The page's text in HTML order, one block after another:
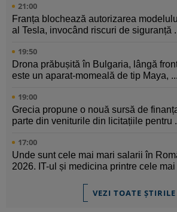
21:00
Franța blochează autorizarea
al Tesla, invocând riscuri de siguranță
19:50
Drona prăbușită în Bulgaria, lângă
este un aparat-momeală de tip Maya, ...
19:00
Grecia propune o nouă sursă de
parte din veniturile din licitațiile pentru
17:00
Unde sunt cele mai mari salarii în
2026. IT-ul și medicina printre cele mai
VEZI TOATE ȘTIRILE